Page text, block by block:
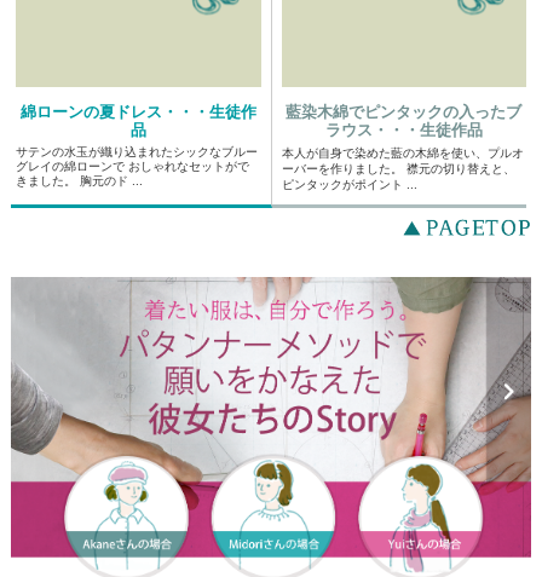
綿ローンの夏ドレス・・・生徒作
品
サテンの水玉が織り込まれたシックなブルー
グレイの綿ローンで おしゃれなセットがで
きました。 胸元のド ...
藍染木綿でピンタックの入ったブ
ラウス・・・生徒作品
本人が自身で染めた藍の木綿を使い、プルオ
ーバーを作りました。 襟元の切り替えと、
ピンタックがポイント ...